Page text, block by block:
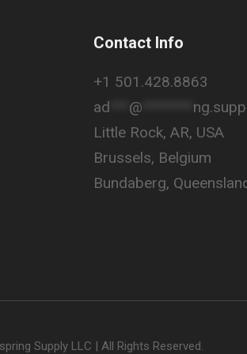
Contact Info
+1 501.428.8863
ad
@
Little Rock, AR, USA
Brussels, Belgium
Bundaberg,
Supply LLC | All Rights Reserved.